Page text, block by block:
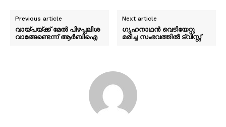
Previous article
വായ്പയ്ക്ക് മേൽ പിഴപ്പലിശ
വാങ്ങേണ്ടെന്ന് ആർബിഐ
Next article
ഗൃഹനാഥൻ വെടിയേറ്റു
മരിച്ച സംഭവത്തിൽ ട്വിസ്റ്റ്